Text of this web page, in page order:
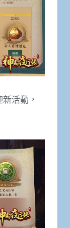
活動，